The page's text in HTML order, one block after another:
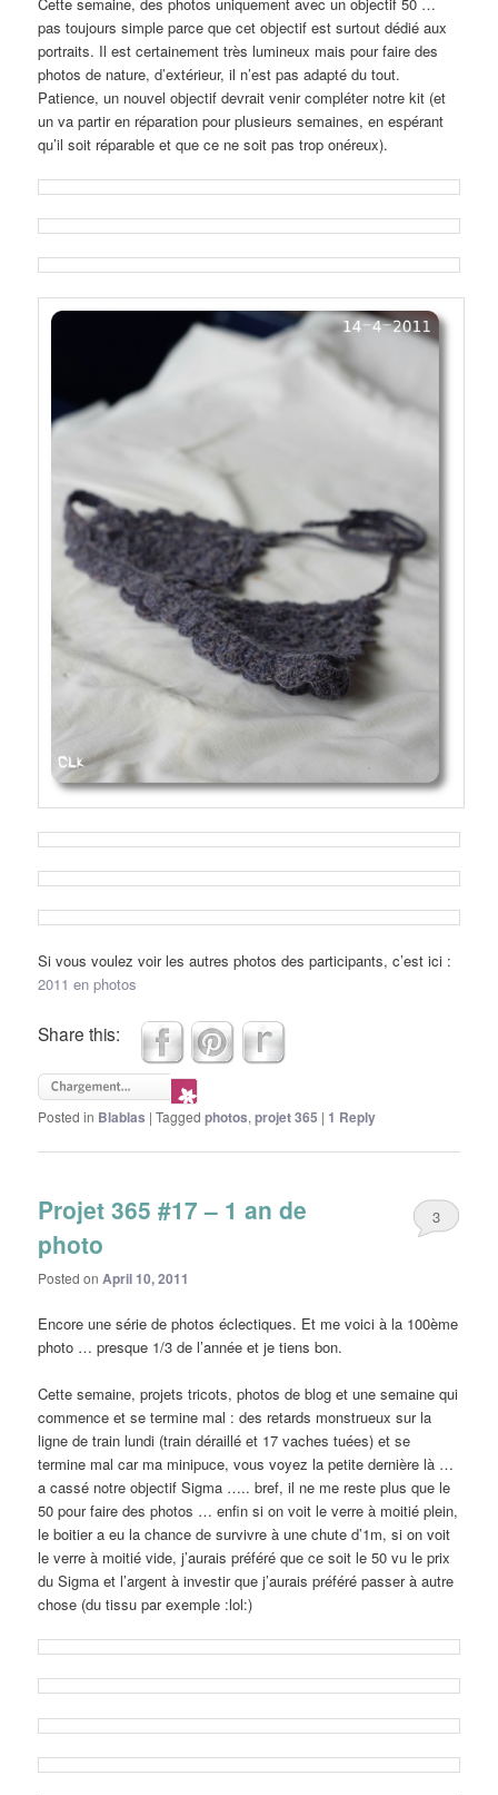
pas toujours simple parce que cet objectif est surtout dédié aux
portraits. Il est certainement très lumineux mais pour faire des
photos de nature, d’extérieur, il n’est pas adapté du tout.
Patience, un nouvel objectif devrait venir compléter notre kit (et
un va partir en réparation pour plusieurs semaines, en espérant
qu’il soit réparable et que ce ne soit pas trop onéreux).
Si vous voulez voir les autres photos des participants, c’est ici :
2011 en photos
Share this:
Posted in Blablas |Tagged photos,projet 365 | 1 Reply
Projet 365 #17 – 1 an de
photo
Posted on April 10, 2011
3
Encore une série de photos éclectiques. Et me voici à la 100ème
photo … presque 1/3 de l’année et je tiens bon.
Cette semaine, projets tricots, photos de blog et une semaine qui
commence et se termine mal : des retards monstrueux sur la
ligne de train lundi (train déraillé et 17 vaches tuées) et se
termine mal car ma minipuce, vous voyez la petite dernière là …
a cassé notre objectif Sigma ….. bref, il ne me reste plus que le
50 pour faire des photos … enfin si on voit le verre à moitié plein,
le boitier a eu la chance de survivre à une chute d’1m, si on voit
le verre à moitié vide, j’aurais préféré que ce soit le 50 vu le prix
du Sigma et l’argent à investir que j’aurais préféré passer à autre
chose (du tissu par exemple :lol:)